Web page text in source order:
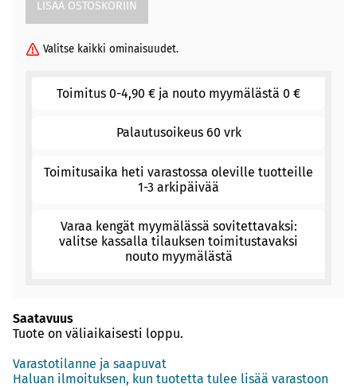
Valitse kaikki ominaisuudet.
Toimitus 0-4,90 € ja nouto myymälästä 0 €
Palautusoikeus 60 vrk
Toimitusaika heti varastossa oleville tuotteille
1-3 arkipäivää
Varaa kengät myymälässä sovitettavaksi:
valitse kassalla tilauksen toimitustavaksi
nouto myymälästä
Saatavuus
Tuote on väliaikaisesti loppu.
Varastotilanne ja saapuvat
Haluan ilmoituksen, kun tuotetta tulee lisää varastoon